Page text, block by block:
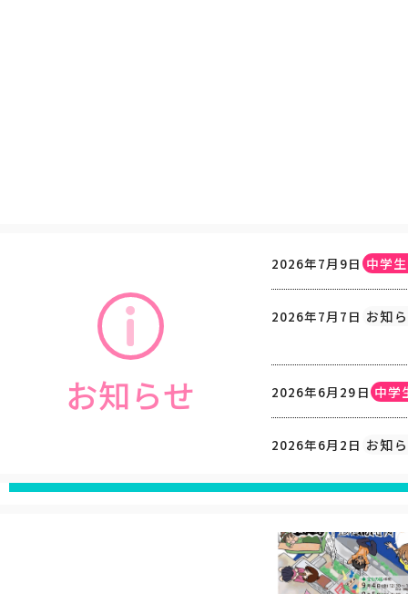
お知らせ
2026年7月9日 中学
2026年7月7日 お知
2026年6月29日 中学
2026年6月2日 お知